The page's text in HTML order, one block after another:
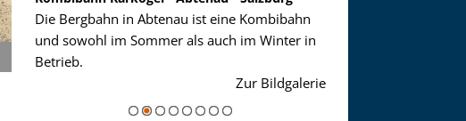
Die Bergbahn in Abtenau ist eine Kombibahn
und sowohl im Sommer als auch im Winter in
Betrieb.
Zur Bildgaleriemajestätisch...